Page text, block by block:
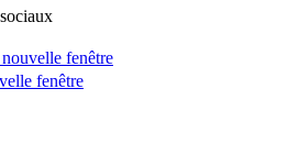
fenêtre
fenêtre